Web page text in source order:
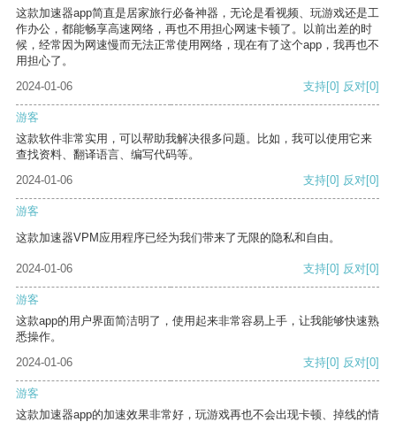
这款加速器app简直是居家旅行必备神器，无论是看视频、玩游戏还是工
作办公，都能畅享高速网络，再也不用担心网速卡顿了。以前出差的时
候，经常因为网速慢而无法正常使用网络，现在有了这个app，我再也不
用担心了。
2024-01-06
支持[0] 反对[0]
游客
这款软件非常实用，可以帮助我解决很多问题。比如，我可以使用它来
查找资料、翻译语言、编写代码等。
2024-01-06
支持[0] 反对[0]
游客
这款加速器VPM应用程序已经为我们带来了无限的隐私和自由。
2024-01-06 支持[0] 反对[0]
游客
这款app的用户界面简洁明了，使用起来非常容易上手，让我能够快速熟
悉操作。
2024-01-06
支持[0] 反对[0]
游客
这款加速器app的加速效果非常好，玩游戏再也不会出现卡顿、掉线的情